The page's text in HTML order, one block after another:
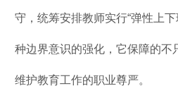
守，统筹安排教师实行“弹性上
种边界意识的强化，它保障的不
维护教育工作的职业尊严。